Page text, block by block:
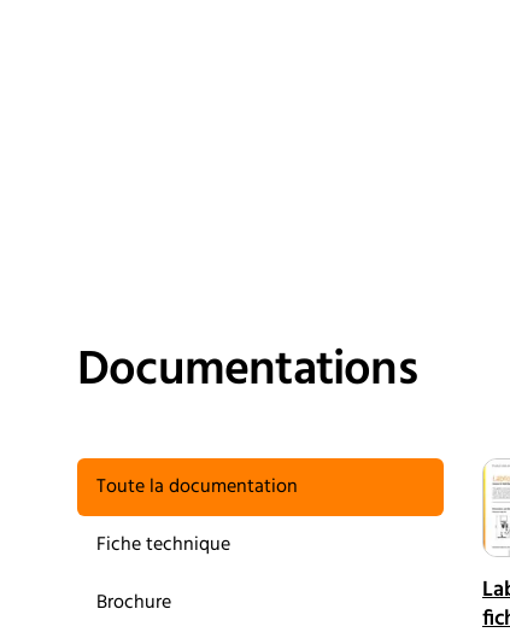
Documentations
Toute la documentation
Fiche technique
Brochure